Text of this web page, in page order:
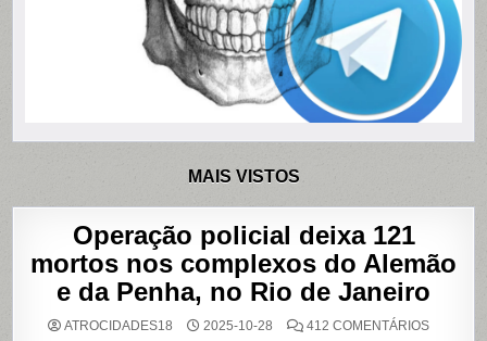
MAIS VISTOS
Operação policial deixa 121
mortos nos complexos do Alemão
e da Penha, no Rio de Janeiro
ATROCIDADES18 2025-10-28 412 COMENTÁRIOSEM